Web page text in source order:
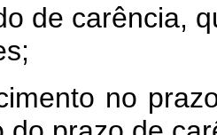
carência,
no prazo